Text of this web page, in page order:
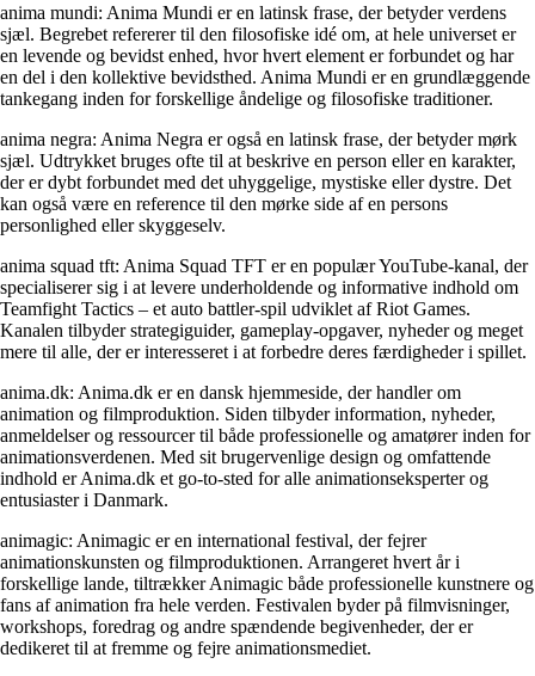
anima mundi: Anima Mundi er en latinsk frase, der betyder verdens
sjæl. Begrebet refererer til den filosofiske idé om, at hele universet er
en levende og bevidst enhed, hvor hvert element er forbundet og har
en del i den kollektive bevidsthed. Anima Mundi er en grundlæggende
tankegang inden for forskellige åndelige og filosofiske traditioner.
anima negra: Anima Negra er også en latinsk frase, der betyder mørk
sjæl. Udtrykket bruges ofte til at beskrive en person eller en karakter,
der er dybt forbundet med det uhyggelige, mystiske eller dystre. Det
kan også være en reference til den mørke side af en persons
personlighed eller skyggeselv.
anima squad tft: Anima Squad TFT er en populær YouTube-kanal, der
specialiserer sig i at levere underholdende og informative indhold om
Teamfight Tactics – et auto battler-spil udviklet af Riot Games.
Kanalen tilbyder strategiguider, gameplay-opgaver, nyheder og meget
mere til alle, der er interesseret i at forbedre deres færdigheder i spillet.
anima.dk: Anima.dk er en dansk hjemmeside, der handler om
animation og filmproduktion. Siden tilbyder information, nyheder,
anmeldelser og ressourcer til både professionelle og amatører inden for
animationsverdenen. Med sit brugervenlige design og omfattende
indhold er Anima.dk et go-to-sted for alle animationseksperter og
entusiaster i Danmark.
animagic: Animagic er en international festival, der fejrer
animationskunsten og filmproduktionen. Arrangeret hvert år i
forskellige lande, tiltrækker Animagic både professionelle kunstnere og
fans af animation fra hele verden. Festivalen byder på filmvisninger,
workshops, foredrag og andre spændende begivenheder, der er
dedikeret til at fremme og fejre animationsmediet.